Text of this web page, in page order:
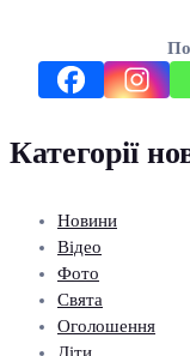
Категорії
Новини
Відео
Фото
Свята
Оголошення